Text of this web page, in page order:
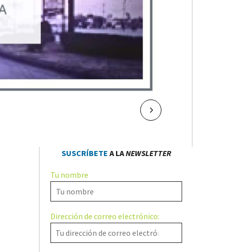
NAVEGACIÓN
Sig.
SUSCRÍBETE A LANEWSLETTER
Tu nombre
Dirección de correo electrónico: